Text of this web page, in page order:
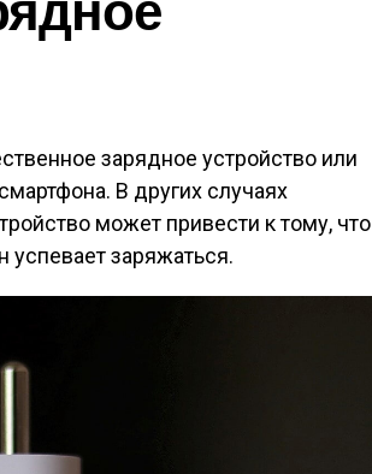
зарядное устройство или
В других случаях
может привести к тому, что
успевает заряжаться.